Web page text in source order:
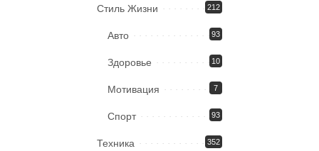
Стиль Жизни 212
Авто 93
Здоровье 10
Мотивация 7
Спорт 93
Техника 352